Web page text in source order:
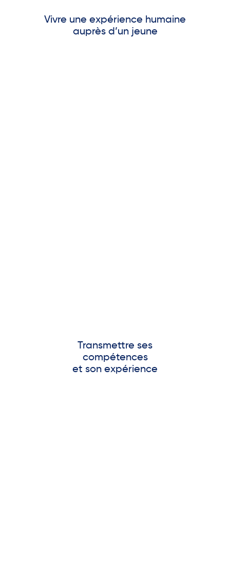
Vivre une expérience humaine
auprès d’un jeune
Transmettre ses
compétences
et son expérience